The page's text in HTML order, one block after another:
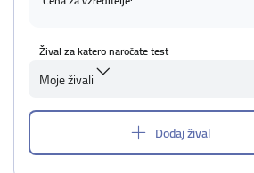
Žival za katero naročate test
Moje živali
Dodaj žival